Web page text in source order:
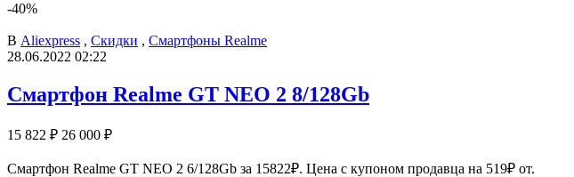
-40%
В Aliexpress , Скидки , Смартфоны Realme
28.06.2022 02:22
Смартфон Realme GT NEO 2 8/128Gb
15 822 ₽ 26 000 ₽
Смартфон Realme GT NEO 2 6/128Gb за 15822₽. Цена с купоном продавца на 519₽ от.